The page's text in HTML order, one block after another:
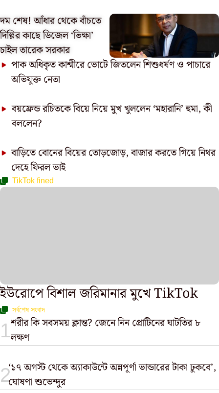
দম শেষ! আঁধার থেকে বাঁচতে
দিল্লির কাছে ডিজেল ‘ভিক্ষা’
চাইল তারেক সরকার
পাক অধিকৃত কাশ্মীরে ভোটে জিতলেন শিশুধর্ষণ ও পাচারে
অভিযুক্ত নেতা
বয়ফ্রেন্ড রচিতকে বিয়ে নিয়ে মুখ খুললেন ‘মহারানি’ হুমা, কী
বললেন?
বাড়িতে বোনের বিয়ের তোড়জোড়, বাজার করতে গিয়ে নিথর
দেহে ফিরল ভাই
TikTok fined
ইউরোপে বিশাল জরিমানার মুখে TikTok
সর্বশেষ সংবাদ
শরীর কি সবসময় ক্লান্ত? জেনে নিন প্রোটিনের ঘাটতির ৮
লক্ষণ
‘১৭ অগস্ট থেকে অ্যাকাউন্টে অন্নপূর্ণা ভান্ডারের টাকা ঢুকবে’,
ঘোষণা শুভেন্দুর